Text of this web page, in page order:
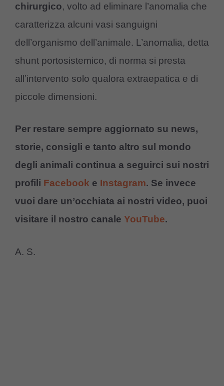
chirurgico, volto ad eliminare l’anomalia che
caratterizza alcuni vasi sanguigni
dell’organismo dell’animale. L’anomalia, detta
shunt portosistemico, di norma si presta
all’intervento solo qualora extraepatica e di
piccole dimensioni.
Per restare sempre aggiornato su news,
storie, consigli e tanto altro sul mondo
degli animali continua a seguirci sui nostri
profili Facebook e Instagram. Se invece
vuoi dare un’occhiata ai nostri video, puoi
visitare il nostro canale YouTube.
A. S.